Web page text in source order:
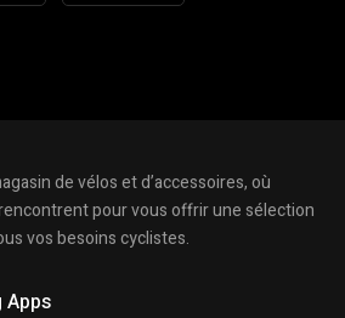
de vélos et d’accessoires, où
pour vous offrir une sélection
vos besoins cyclistes.
Apps